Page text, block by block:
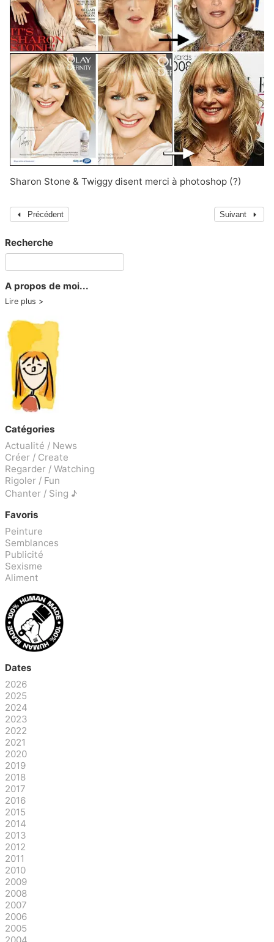
Sharon Stone & Twiggy disent merci à photoshop (?)
Précédent Suivant
Recherche
A propos de moi...
Lire plus
Catégories
Actualité / News
Créer / Create
Regarder / Watching
Rigoler / Fun
Chanter / Sing ♪
Favoris
Peinture
Semblances
Publicité
Sexisme
Aliment
Dates
2026
2025
2024
2023
2022
2021
2020
2019
2018
2017
2016
2015
2014
2013
2012
2011
2010
2009
2008
2007
2006
2005